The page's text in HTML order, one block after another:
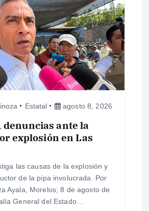
Estatal agosto 8, 2026
denuncias ante la
explosión en Las
las causas de la explosión y
de la pipa involucrada. Por
Ayala, Morelos; 8 de agosto de
General del Estado…